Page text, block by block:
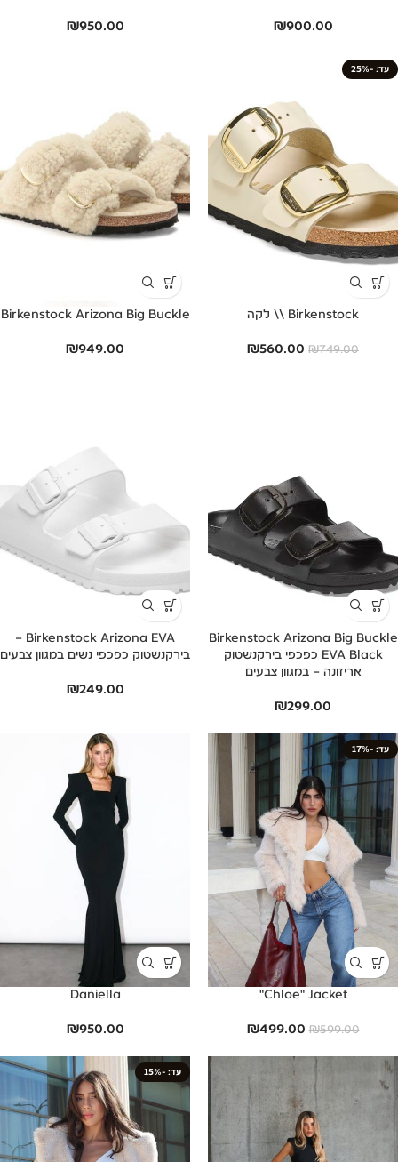
₪900.00
₪950.00
-25%
Birkenstock \\ לקה
₪749.00
₪560.00
Birkenstock Arizona Big Buckle
₪949.00
Birkenstock Arizona Big Buckle
EVA Black כפכפי בירקנשטוק
אריזונה – במגוון צבעים
₪299.00
Birkenstock Arizona EVA –
בירקנשטוק כפכפי נשים במגוון צבעים
₪249.00
-17%
Chloe" Jacket"
₪599.00
₪499.00
Daniella
₪950.00
-15%